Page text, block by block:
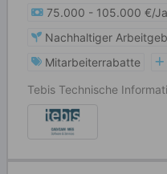
75.000 - 105.000 €/
Nachhaltiger
Mitarbeiterrabatte
Tebis Technische